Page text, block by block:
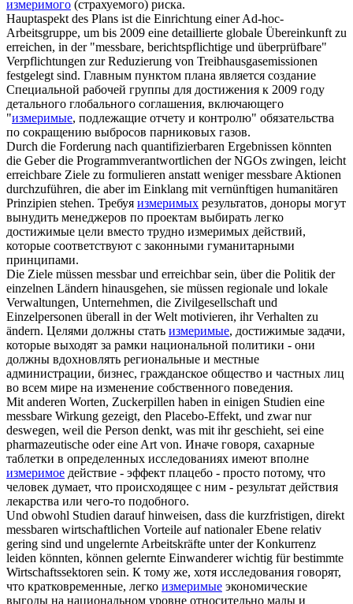
измеримого (страхуемого) риска.
Hauptaspekt des Plans ist die Einrichtung einer Ad-hoc-
Arbeitsgruppe, um bis 2009 eine detaillierte globale Übereinkunft zu
erreichen, in der "messbare, berichtspflichtige und überprüfbare"
Verpflichtungen zur Reduzierung von Treibhausgasemissionen
festgelegt sind. Главным пунктом плана является создание
Специальной рабочей группы для достижения к 2009 году
детального глобального соглашения, включающего
"измеримые, подлежащие отчету и контролю" обязательства
по сокращению выбросов парниковых газов.
Durch die Forderung nach quantifizierbaren Ergebnissen könnten
die Geber die Programmverantwortlichen der NGOs zwingen, leicht
erreichbare Ziele zu formulieren anstatt wenigermessbareAktionen
durchzuführen, die aber im Einklang mit vernünftigen humanitären
Prinzipien stehen. Требуя измеримых результатов, доноры могут
вынудить менеджеров по проектам выбирать легко
достижимые цели вместо трудно измеримых действий,
которые соответствуют с законными гуманитарными
принципами.
Die Ziele müssen messbarund erreichbar sein, über die Politik der
einzelnen Ländern hinausgehen, sie müssen regionale und lokale
Verwaltungen, Unternehmen, die Zivilgesellschaft und
Einzelpersonen überall in der Welt motivieren, ihr Verhalten zu
ändern. Целями должны стать измеримые, достижимые задачи,
которые выходят за рамки национальной политики - они
должны вдохновлять региональные и местные
администрации, бизнес, гражданское общество и частных лиц
во всем мире на изменение собственного поведения.
Mit anderen Worten, Zuckerpillen haben in einigen Studien eine
messbare Wirkung gezeigt, den Placebo-Effekt, und zwar nur
deswegen, weil die Person denkt, was mit ihr geschieht, sei eine
pharmazeutische oder eine Art von. Иначе говоря, сахарные
таблетки в определенных исследованиях имеют вполне
измеримое действие - эффект плацебо - просто потому, что
человек думает, что происходящее с ним - результат действия
лекарства или чего-то подобного.
Und obwohl Studien darauf hinweisen, dass die kurzfristigen, direkt
messbaren wirtschaftlichen Vorteile auf nationaler Ebene relativ
gering sind und ungelernte Arbeitskräfte unter der Konkurrenz
leiden könnten, können gelernte Einwanderer wichtig für bestimmte
Wirtschaftssektoren sein. К тому же, хотя исследования говорят,
что кратковременные, легко измеримые экономические
выгоды на национальном уровне относительно малы и